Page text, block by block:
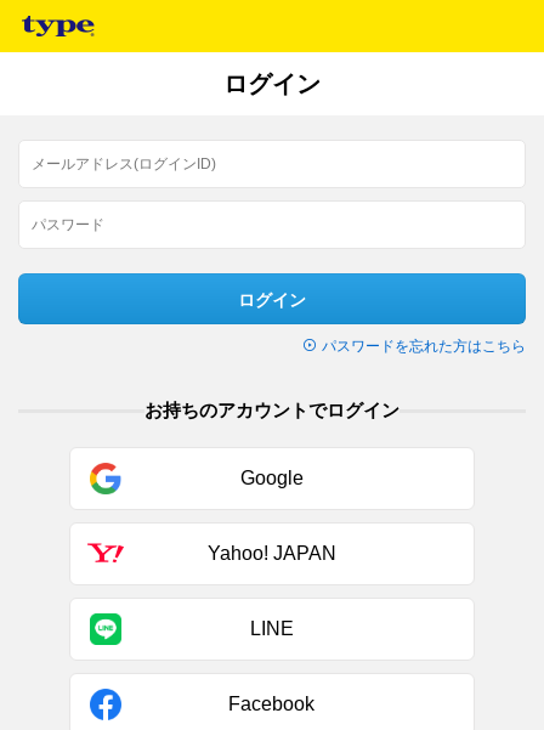
ログイン
ログイン
パスワードを忘れた方はこちら
お持ちのアカウントでログイン
Google
Yahoo! JAPAN
LINE
Facebook